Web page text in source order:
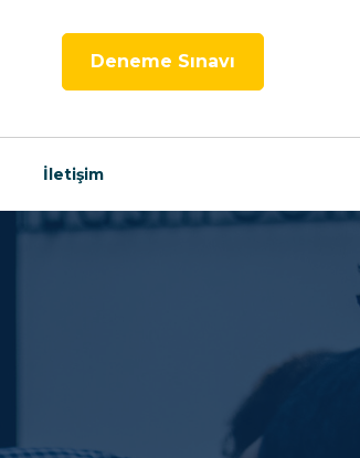
Deneme Sınavı
İletişim